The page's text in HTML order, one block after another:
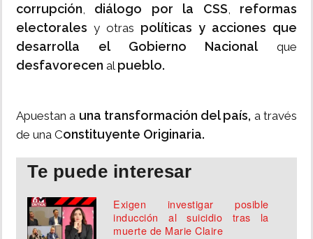
corrupción, diálogo por la CSS, reformas
electorales y otras políticas y acciones que
desarrolla el Gobierno Nacionalque
desfavorecen al pueblo.
Apuestan a una transformación del país, a través
de una Constituyente Originaria.
Te puede interesar
Exigen investigar posible
inducción al suicidio tras la
muerte de Marie Claire